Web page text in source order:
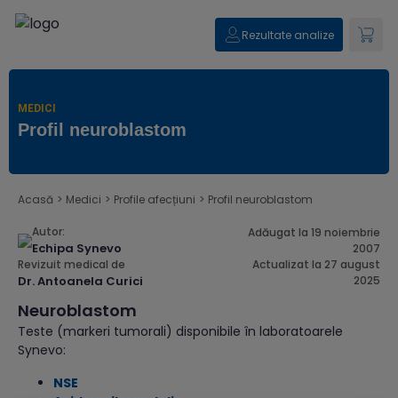
Rezultate analize
MEDICI
Profil neuroblastom
Acasă > Medici > Profile afecțiuni > Profil neuroblastom
Autor:
Echipa Synevo
Revizuit medical de
Dr. Antoanela Curici
Adăugat la 19 noiembrie
2007
Actualizat la 27 august
2025
Neuroblastom
Teste (markeri tumorali) disponibile în laboratoarele
Synevo:
NSE